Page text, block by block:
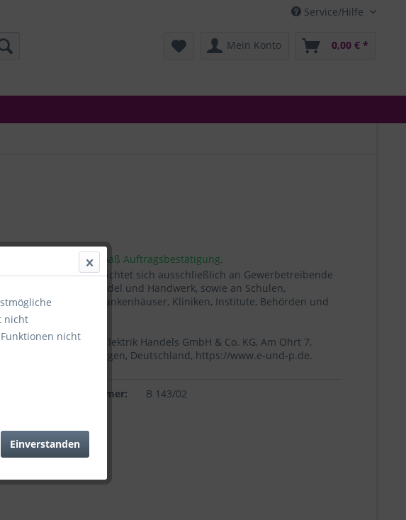
Service/Hilfe
Mein Konto 0,00 € *
Lieferzeit gemäß Auftragsbestätigung.
Unser Angebot richtet sich ausschließlich an Gewerbetreibende
in Industrie, Handel und Handwerk, sowie an Schulen,
Laboratorien, Krankenhäuser, Kliniken, Institute, Behörden und
Hersteller:e+p Elektrik Handels GmbH & Co. KG, Am Ohrt 7,
59469 Ense-Höingen, Deutschland, https://www.e-und-p.de.
e+p Artikelnummer: B 143/02
nicht
nicht
Einverstanden